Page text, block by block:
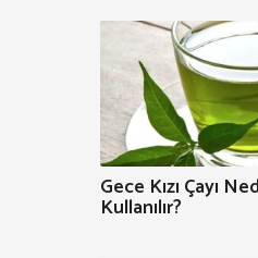
Gece Kızı Çayı
Kullanılır?